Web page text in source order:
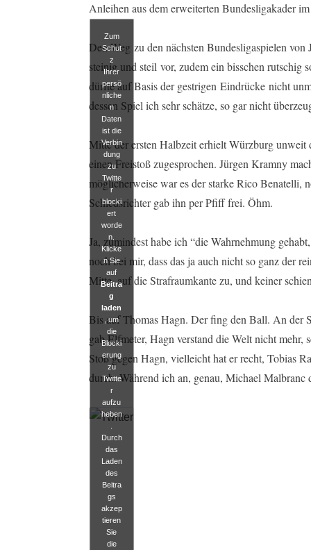
Anleihen aus dem erweiterten Bundesligakader
Den Weg zu den nächsten Bundesligaspielen
steinig und steil vor, zudem ein bisschen rutschig
dürfte auf Basis der gestrigen Eindrücke nicht
dessen Spiel ich sehr schätze, so gar nicht
Mitte der ersten Halbzeit erhielt Würzburg
einen Freistoß zugesprochen. Jürgen Kramny
möglicherweise war es der starke Rico Benatelli,
Schiedsrichter gab ihn per Pfiff frei. Öhm.
Ja, zumindest habe ich “die Wahrnehmung
noch bei mir, dass das ja auch nicht so ganz der
Mitte, auf die Strafraumkante zu, und keiner
Bis auf Thomas Hagn. Der fing den Ball. An der
gab Elfmeter, Hagn verstand die Welt nicht mehr,
Stoß gegen Hagn, vielleicht hat er recht, Tobias
durch. Während ich an, genau, Michael Malbranc
Zum
Schut
z
Ihrer
persö
nliche
n
Daten
ist die
Verbin
dung
zu
Twitte
r
blocki
ert
worde
n.
Klicke
n Sie
auf
Beitra
g
laden
, um
die
Blocki
erung
zu
Twitte
r
aufzu
heben
Durch
das
Laden
des
Beitra
gs
akzep
tieren
Sie
die